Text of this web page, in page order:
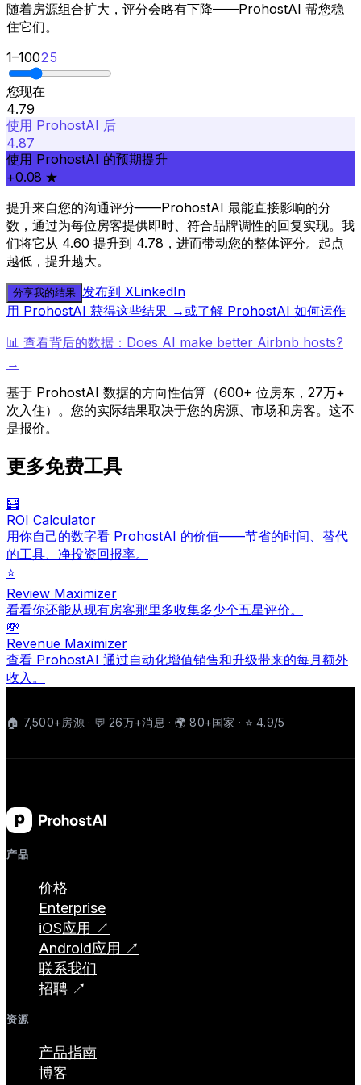
随着房源组合扩大，评分会略有下降——ProhostAI 帮您稳
住它们。
1–10025
您现在
4.79
使用 ProhostAI 后
4.87
使用 ProhostAI 的预期提升
+0.08 ★
提升来自您的沟通评分——ProhostAI 最能直接影响的分
数，通过为每位房客提供即时、符合品牌调性的回复实现。我
们将它从 4.60 提升到 4.78，进而带动您的整体评分。起点
越低，提升越大。
分享我的结果 发布到 XLinkedIn
用 ProhostAI 获得这些结果 →或了解 ProhostAI 如何运作
📊 查看背后的数据：Does AI make better Airbnb hosts?
→
基于 ProhostAI 数据的方向性估算（600+ 位房东，27万+
次入住）。您的实际结果取决于您的房源、市场和房客。这不
是报价。
更多免费工具
🧮
ROI Calculator
用你自己的数字看 ProhostAI 的价值——节省的时间、替代
的工具、净投资回报率。
⭐️
Review Maximizer
看看你还能从现有房客那里多收集多少个五星评价。
💸
Revenue Maximizer
查看 ProhostAI 通过自动化增值销售和升级带来的每月额外
收入。
🏠 7,500+房源 · 💬 26万+消息 · 🌍 80+国家 · ⭐ 4.9/5
产品
价格
Enterprise
iOS应用 ↗
Android应用 ↗
联系我们
招聘 ↗
资源
产品指南
博客